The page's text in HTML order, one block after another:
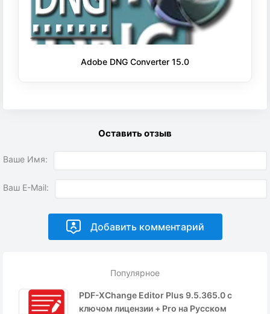
Популярное
PDF-XChange Editor Plus 9.5.365.0 с
ключом лицензии + Pro на Русском
Adobe DNG Converter 15.0
Оставить отзыв
Ваше Имя:
Ваш E-Mail: